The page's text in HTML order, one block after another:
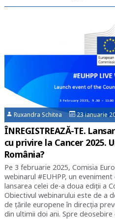
Ruxandra Schitea 23 ianuarie
ÎNREGISTREAZĂ-TE.
cu privire la Cancer 2025.
România?
Pe 3 februarie 2025, Comisia
webinarul #EUHPP, un
lansarea celei de-a doua ediții a
Obiectivul webinarului este de a
de țările europene în direcția
din ultimii doi ani. Spre